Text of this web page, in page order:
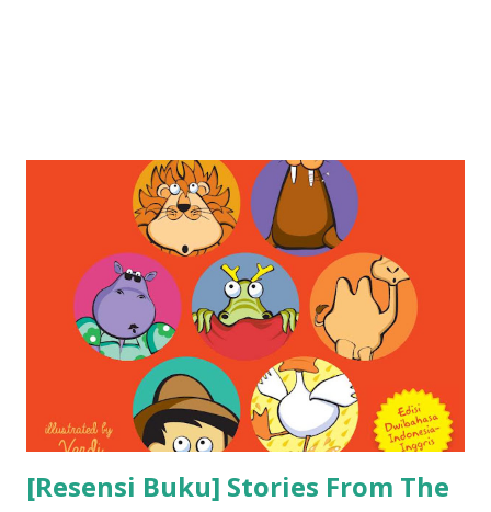
[Resensi Buku] Stories From The